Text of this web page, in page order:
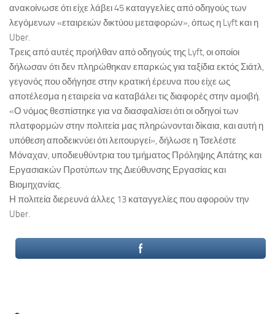
ανακοίνωσε ότι είχε λάβει 45 καταγγελίες από οδηγούς των
λεγόμενων «εταιρειών δικτύου μεταφορών», όπως η Lyft και η
Uber.
Τρεις από αυτές προήλθαν από οδηγούς της Lyft, οι οποίοι
δήλωσαν ότι δεν πληρώθηκαν επαρκώς για ταξίδια εκτός Σιάτλ,
γεγονός που οδήγησε στην κρατική έρευνα που είχε ως
αποτέλεσμα η εταιρεία να καταβάλει τις διαφορές στην αμοιβή.
«Ο νόμος θεσπίστηκε για να διασφαλίσει ότι οι οδηγοί των
πλατφορμών στην πολιτεία μας πληρώνονται δίκαια, και αυτή η
υπόθεση αποδεικνύει ότι λειτουργεί», δήλωσε η Τσελέστε
Μόναχαν, υποδιευθύντρια του τμήματος Πρόληψης Απάτης και
Εργασιακών Προτύπων της Διεύθυνσης Εργασίας και
Βιομηχανίας.
Η πολιτεία διερευνά άλλες 13 καταγγελίες που αφορούν την
Uber.